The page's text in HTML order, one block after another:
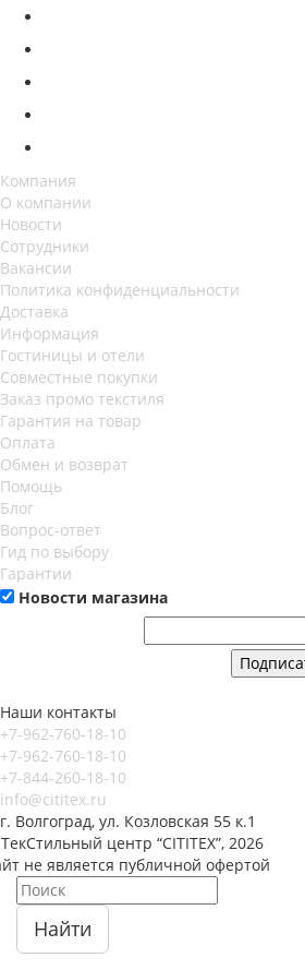
Компания
О компании
Новости
Сотрудники
Вакансии
Политика конфиденциальности
Доставка
Информация
Гостиницы и отели
Совместные покупки
Заказ промо текстиля
Гарантия на товар
Оплата
Обмен и возврат
Помощь
Блог
Вопрос-ответ
Гид по выбору
Гарантии
Новости магазина
Наши контакты
+7-962-760-18-10
+7-962-760-18-10
+7-844-260-18-10
info@cititex.ru
г. Волгоград, ул. Козловская 55 к.1
центр “CITITEX”, 2026
не является публичной офертой
Найти